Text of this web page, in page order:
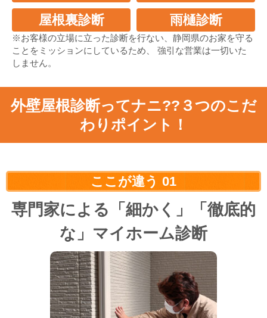
屋根裏診断
雨樋診断
※お客様の立場に立った診断を行ない、静岡県のお家を守る
ことをミッションにしているため、 強引な営業は一切いた
しません。
外壁屋根診断ってナニ??３つのこだ
わりポイント！
ここが違う 01
専門家による「細かく」「徹底的
な」マイホーム診断